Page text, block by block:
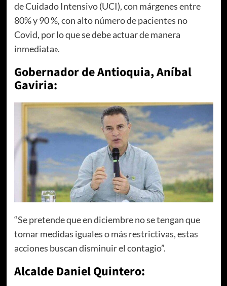
de Cuidado Intensivo (UCI), con márgenes entre
80% y 90 %, con alto número de pacientes no
Covid, por lo que se debe actuar de manera
inmediata».
Gobernador de Antioquia, Aníbal
Gaviria:
“Se pretende que en diciembre no se tengan que
tomar medidas iguales o más restrictivas, estas
acciones buscan disminuir el contagio”.
Alcalde Daniel Quintero: